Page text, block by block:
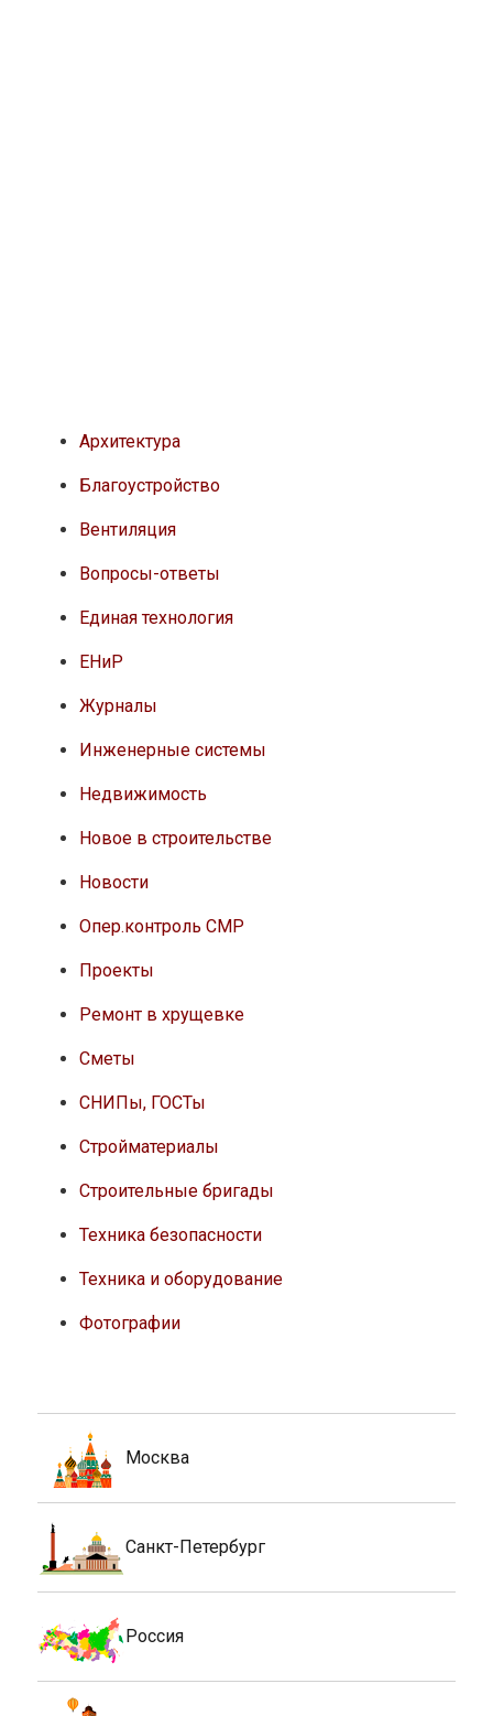
Архитектура
Благоустройство
Вентиляция
Вопросы-ответы
Единая технология
ЕНиР
Журналы
Инженерные системы
Недвижимость
Новое в строительстве
Новости
Опер.контроль СМР
Проекты
Ремонт в хрущевке
Сметы
СНИПы, ГОСТы
Стройматериалы
Строительные бригады
Техника безопасности
Техника и оборудование
Фотографии
Москва
Санкт-Петербург
Россия